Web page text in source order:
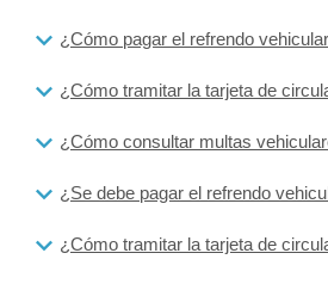
¿Cómo pagar el refrendo
¿Cómo tramitar la tarjeta de
¿Cómo consultar multas
¿Se debe pagar el refrendo
¿Cómo tramitar la tarjeta de